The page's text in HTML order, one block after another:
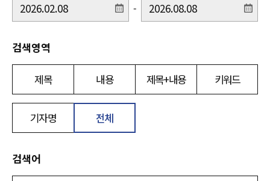
-
검색영역
제목 내용 제목+내용 키워드
기자명 전체
검색어